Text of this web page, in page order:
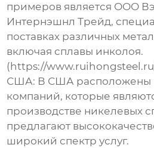
примеров является ООО
Интернэшнл Трейд,
поставках различных
включая сплавы инколоя.
(https://
США: В США расположены
компаний, которые
производстве никелевых
предлагают
широкий спектр услуг.